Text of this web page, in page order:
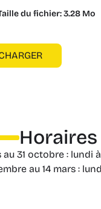
du fichier: 3.28 Mo
au 31 octobre :
au 14 mars :